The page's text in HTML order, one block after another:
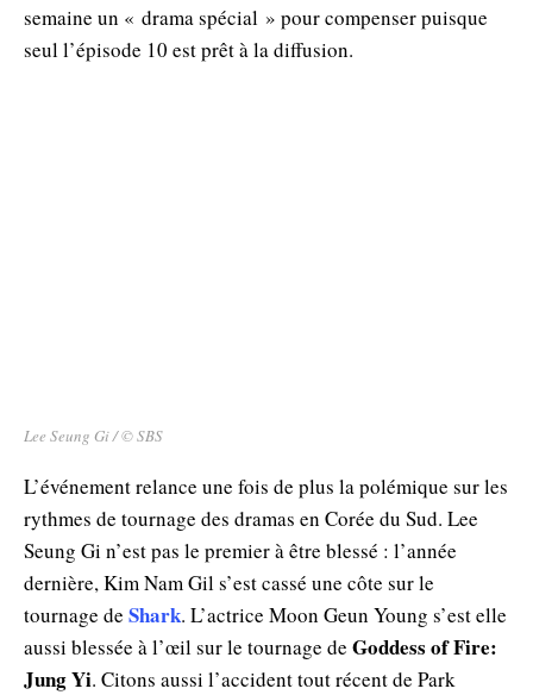
semaine un « drama spécial » pour compenser puisque
seul l’épisode 10 est prêt à la diffusion.
Lee Seung Gi / © SBS
L’événement relance une fois de plus la polémique sur les
rythmes de tournage des dramas en Corée du Sud. Lee
Seung Gi n’est pas le premier à être blessé : l’année
dernière, Kim Nam Gil s’est cassé une côte sur le
tournage de Shark. L’actrice Moon Geun Young s’est elle
aussi blessée à l’œil sur le tournage de Goddess of Fire:
Jung Yi. Citons aussi l’accident tout récent de Park